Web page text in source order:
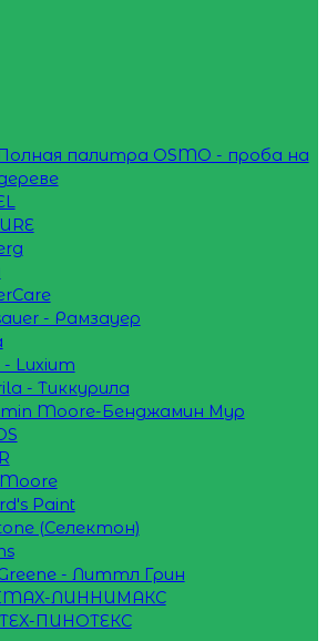
Полная палитра OSMO - проба на
- Рамзауер
- Luxium
- Тиккурила
Moore-Бенджамин Мур
Paint
(Селектон)
- Литтл Грин
ЛИННИМАКС
ПИНОТЕКС